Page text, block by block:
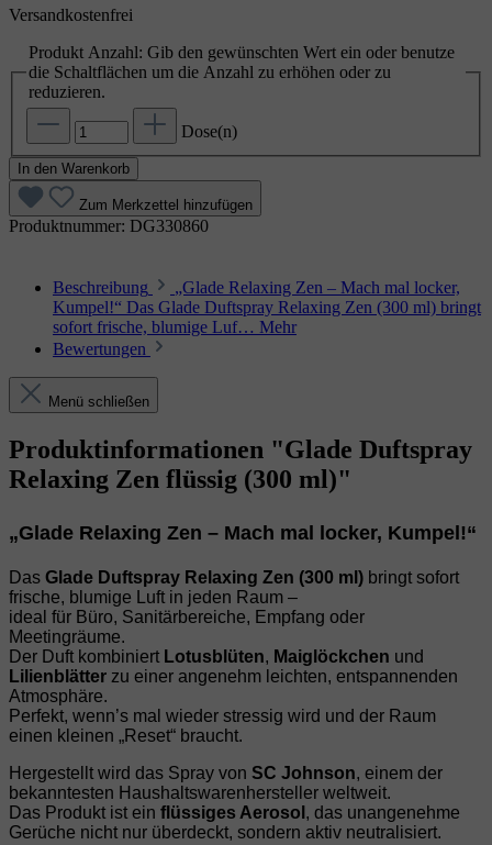
Versandkostenfrei
Produkt Anzahl: Gib den gewünschten Wert ein oder benutze
die Schaltflächen um die Anzahl zu erhöhen oder zu
reduzieren.
Dose(n)
In den Warenkorb
Zum Merkzettel hinzufügen
Produktnummer: DG330860
Beschreibung
„Glade Relaxing Zen – Mach mal locker,
Kumpel!“ Das Glade Duftspray Relaxing Zen (300 ml) bringt
sofort frische, blumige Luf… Mehr
Bewertungen
Menü schließen
Produktinformationen "Glade Duftspray
Relaxing Zen flüssig (300 ml)"
„Glade Relaxing Zen – Mach mal locker, Kumpel!“
Das Glade Duftspray Relaxing Zen (300 ml) bringt sofort
frische, blumige Luft in jeden Raum –
ideal für Büro, Sanitärbereiche, Empfang oder
Meetingräume.
Der Duft kombiniert Lotusblüten, Maiglöckchen und
Lilienblätter zu einer angenehm leichten, entspannenden
Atmosphäre.
Perfekt, wenn’s mal wieder stressig wird und der Raum
einen kleinen „Reset“ braucht.
Hergestellt wird das Spray von SC Johnson, einem der
bekanntesten Haushaltswarenhersteller weltweit.
Das Produkt ist ein flüssiges Aerosol , das unangenehme
Gerüche nicht nur überdeckt, sondern aktiv neutralisiert.